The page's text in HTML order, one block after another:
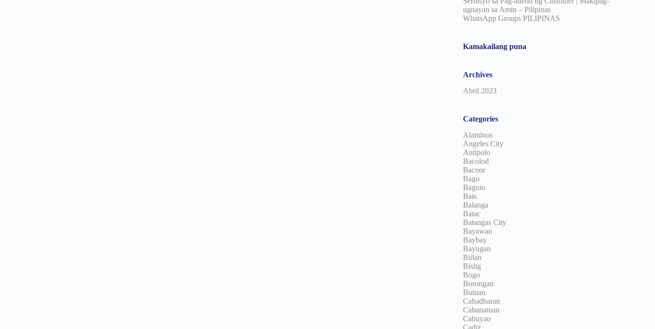
ugnayan sa Amin – Pilipinas
WhatsApp Groups PILIPINAS
Kamakailang puna
Archives
Abril 2023
Categories
Alaminos
Angeles City
Antipolo
Bacolod
Bacoor
Bago
Baguio
Bais
Balanga
Batac
Batangas City
Bayawan
Baybay
Bayugan
Biñan
Bislig
Bogo
Borongan
Butuan
Cabadbaran
Cabanatuan
Cabuyao
Cadiz